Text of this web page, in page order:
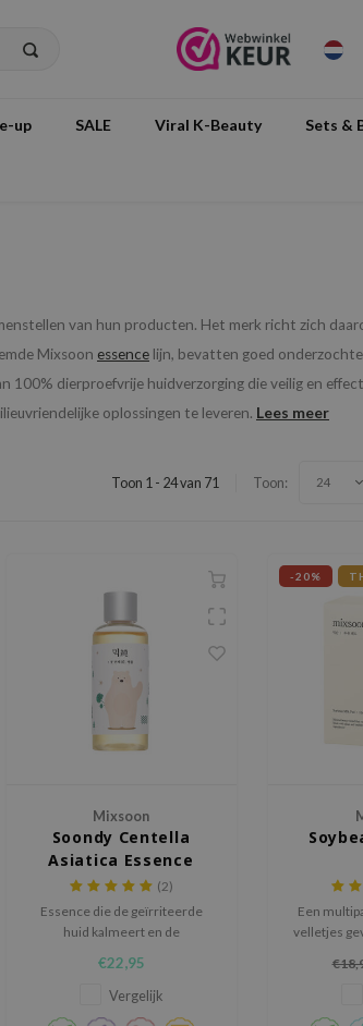
up SALE Viral K-Beauty Sets &
van hun producten. Het merk richt zich
Mixsoon essence lijn, bevatten goed
dierproefvrije huidverzorging die veilig en
oplossingen te leveren. Lees meer
Toon 1 - 24 van 71 Toon: 24
Mixsoon
Soondy Centella
Asiatica Essence
(2)
Essence die de geïrriteerde
huid kalmeert en de
€22,95
Vergelijk
-20%
Een
velletjes
met